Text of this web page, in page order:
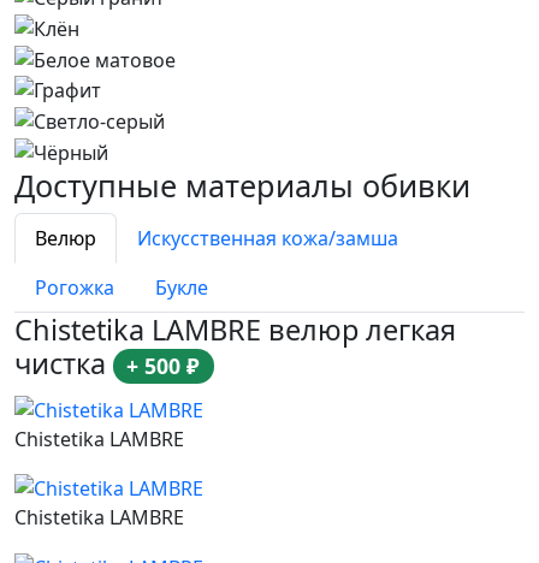
Доступные материалы обивки
Велюр
Искусственная кожа/замша
Рогожка
Букле
Chistetika LAMBRE велюр легкая
чистка
+ 500 ₽
Chistetika LAMBRE
Chistetika LAMBRE